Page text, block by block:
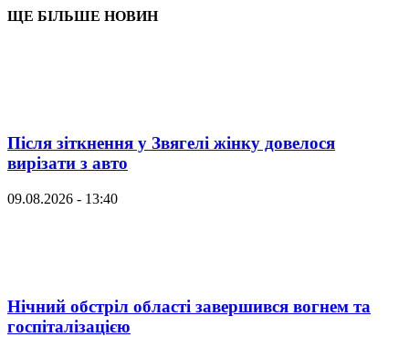
ЩЕ БІЛЬШЕ НОВИН
Після зіткнення у Звягелі жінку довелося
вирізати з авто
09.08.2026 - 13:40
Нічний обстріл області завершився вогнем та
госпіталізацією